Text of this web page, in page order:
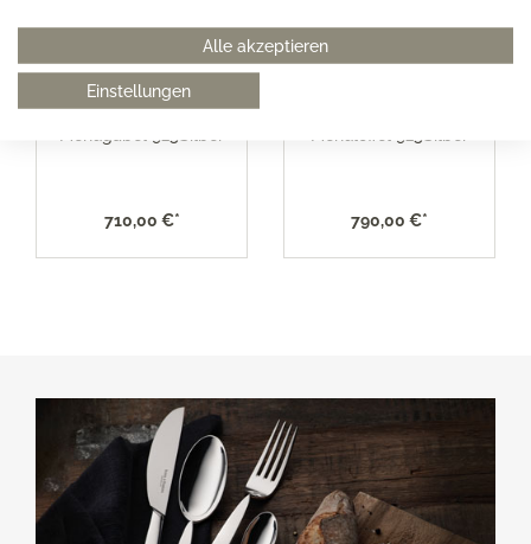
Alle akzeptieren
Einstellungen
Robbe & Berking 12
710,00 €* 790,00 €*